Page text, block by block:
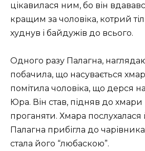
цікавилася ним, бо він
кращим за чоловіка, котрий
худнув і байдужів до всього.
Одного разу Палагна,
побачила, що насувається
помітила чоловіка, що дерся
Юра. Він став, підняв до хмари
проганяти. Хмара послухалася
Палагна прибігла до
стала його “любаскою”.